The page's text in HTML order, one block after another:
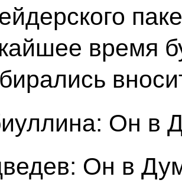
время
Он в
Он в